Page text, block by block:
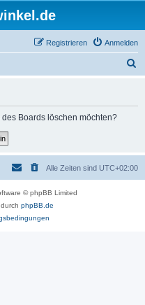
Anmelden
Registrieren
Boards löschen möchten?
Alle Zeiten sind UTC+02:00
© phpBB Limited
phpBB.de